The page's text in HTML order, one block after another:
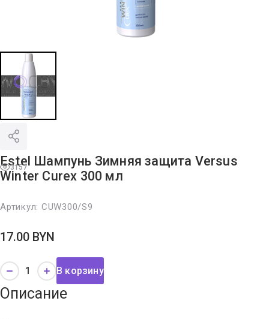
3157
Estel Шампунь Зимняя защита Versus
Winter Curex 300 мл
Артикул: CUW300/S9
17.00 BYN
В корзину
Описание